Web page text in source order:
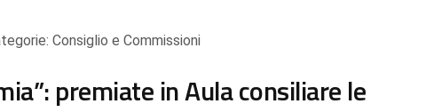
Consiglio e Commissioni
premiate in Aula consiliare le